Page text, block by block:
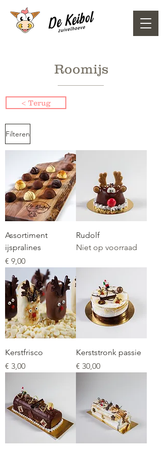
Roomijs
< Terug
Filteren
Assortiment
ijspralines
Prijs
€ 9,00
Rudolf
Niet op voorraad
Kerstfrisco
Prijs
€ 3,00
Kerststronk passie
Prijs
€ 30,00